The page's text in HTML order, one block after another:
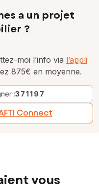
a un projet
?
moi l’info via l’appli
875€ en moyenne.
:371197
Connect
vous